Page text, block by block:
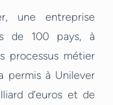
une entreprise
de 100 pays, à
processus métier
permis à Unilever
d’euros et de